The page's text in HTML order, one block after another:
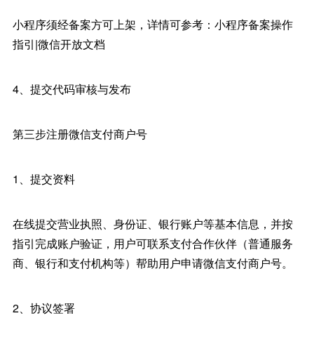
小程序须经备案方可上架，详情可参考：小程序备案操作
指引|微信开放文档
4、提交代码审核与发布
第三步注册微信支付商户号
1、提交资料
在线提交营业执照、身份证、银行账户等基本信息，并按
指引完成账户验证，用户可联系支付合作伙伴（普通服务
商、银行和支付机构等）帮助用户申请微信支付商户号。
2、协议签署